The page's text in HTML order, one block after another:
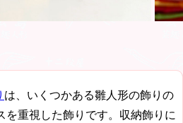
は、いくつかある雛人形の飾りの
を重視した飾りです。収納飾りに